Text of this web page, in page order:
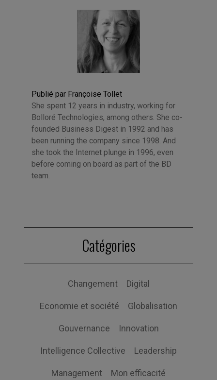
Publié par Françoise Tollet
She spent 12 years in industry, working for
Bolloré Technologies, among others. She co-
founded Business Digest in 1992 and has
been running the company since 1998. And
she took the Internet plunge in 1996, even
before coming on board as part of the BD
team.
Catégories
Changement Digital
Economie et société Globalisation
Gouvernance Innovation
Intelligence Collective Leadership
Management Mon efficacité